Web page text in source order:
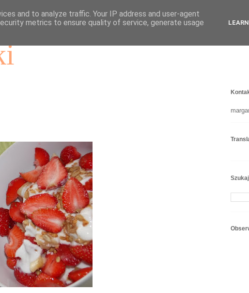
and to analyze traffic. Your IP address and user-agent
metrics to ensure quality of service, generate usage